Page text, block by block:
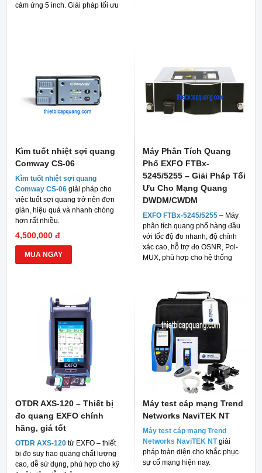
cảm ứng 5 inch. Giải pháp tối ưu
Kìm tuốt nhiệt sợi quang
Comway CS-06
Kìm tuốt nhiệt sợi quang
Comway CS-06 giải pháp cho
việc tuốt sợi quang trở nên đơn
giản, hiệu quả và nhanh chóng
hơn rất nhiều.
4,500,000 đ
MUA NGAY
Máy Phân Tích Quang
Phổ EXFO FTBx-
5245/5255 – Giải Pháp Tối
Ưu Cho Mạng Quang
DWDM/CWDM
EXFO FTBx-5245/5255 – Máy
phân tích quang phổ hàng đầu
với tốc độ đo nhanh, độ chính
xác cao, hỗ trợ đo OSNR, Pol-
MUX, phù hợp cho hệ thống
OTDR AXS-120 – Thiết bị
đo quang EXFO chính
hãng, giá tốt
OTDR AXS-120 từ EXFO – thiết
bị đo suy hao quang chất lượng
cao, dễ sử dụng, phù hợp cho kỹ
Máy test cáp mạng Trend
Networks NaviTEK NT
Máy test cáp mạng Trend
Networks NaviTEK NT giải
pháp toàn diện cho khắc phục
sự cố mạng hiện nay.